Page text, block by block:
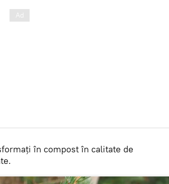
în compost în calitate de